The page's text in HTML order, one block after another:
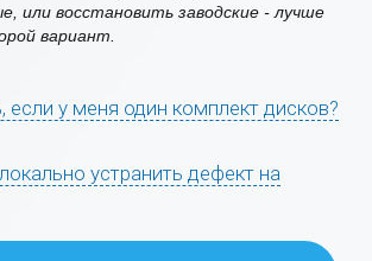
или восстановить заводские - лучше
вариант.
если у меня один комплект дисков?
устранить дефект на